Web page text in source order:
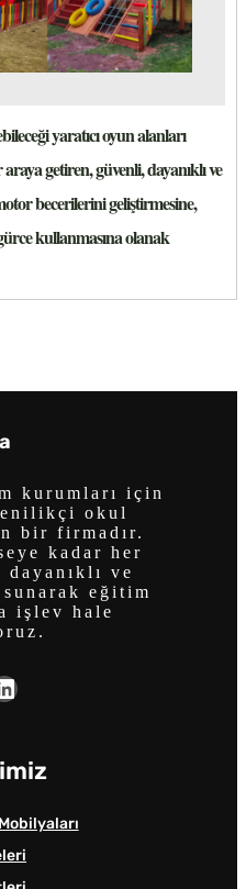
yaratıcı oyun alanları
getiren, güvenli, dayanıklı ve
becerilerini geliştirmesine,
kullanmasına olanak
kurumları için
okul
bir firmadır.
kadar her
ve
eğitim
işlev hale